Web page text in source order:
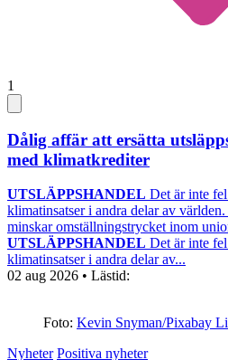
1
Dålig affär att ersätta
med klimatkrediter
UTSLÄPPSHANDEL Det är inte
klimatinsatser i andra delar av
minskar omställningstrycket inom
UTSLÄPPSHANDEL Det är inte
klimatinsatser i andra delar av...
02 aug 2026 • Lästid:
Foto: Kevin Snyman/Pixabay
Nyheter Positiva nyheter